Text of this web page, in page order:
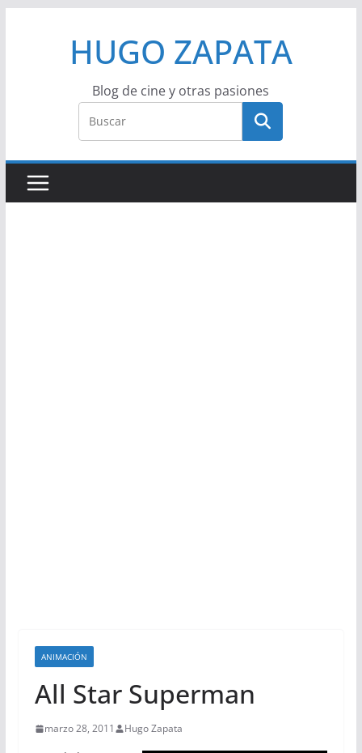
HUGO ZAPATA
Blog de cine y otras pasiones
ANIMACIÓN
All Star Superman
marzo 28, 2011 Hugo Zapata